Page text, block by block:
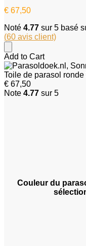
€ 67,50
Noté 4.77 sur 5 basé
(60 avis client)
Add to Cart
Toile de parasol
€ 67,50
Note 4.77 sur 5
Couleur du